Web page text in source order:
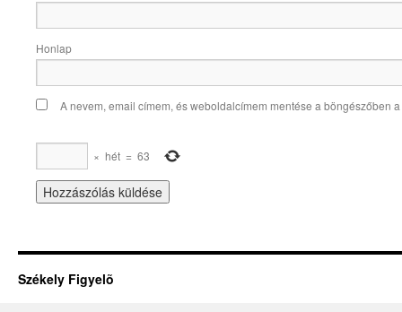
Honlap
A nevem, email címem, és weboldalcímem mentése a böngészőben
× hét = 63
Székely Figyelõ